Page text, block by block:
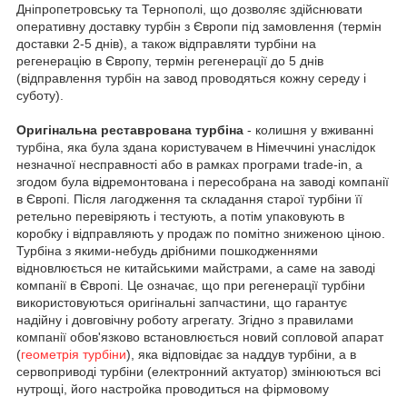
Дніпропетровську та Тернополі, що дозволяє здійснювати
оперативну доставку турбін з Європи під замовлення (термін
доставки 2-5 днів), а також відправляти турбіни на
регенерацію в Європу, термін регенерації до 5 днів
(відправлення турбін на завод проводяться кожну середу і
суботу).
Оригінальна реставрована турбіна - колишня у вживанні
турбіна, яка була здана користувачем в Німеччині унаслідок
незначної несправності або в рамках програми trade-in, а
згодом була відремонтована і пересобрана на заводі компанії
в Європі. Після лагодження та складання старої турбіни її
ретельно перевіряють і тестують, а потім упаковують в
коробку і відправляють у продаж по помітно зниженою ціною.
Турбіна з якими-небудь дрібними пошкодженнями
відновлюється не китайськими майстрами, а саме на заводі
компанії в Європі. Це означає, що при регенерації турбіни
використовуються оригінальні запчастини, що гарантує
надійну і довговічну роботу агрегату. Згідно з правилами
компанії обов'язково встановлюється новий сопловой апарат
(геометрія турбіни), яка відповідає за наддув турбіни, а в
сервоприводі турбіни (електронний актуатор) змінюються всі
нутрощі, його настройка проводиться на фірмовому